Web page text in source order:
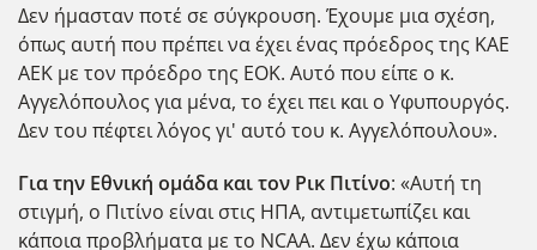
Δεν ήμασταν ποτέ σε σύγκρουση. Έχουμε μια σχέση,
όπως αυτή που πρέπει να έχει ένας πρόεδρος της ΚΑΕ
ΑΕΚ με τον πρόεδρο της ΕΟΚ. Αυτό που είπε ο κ.
Αγγελόπουλος για μένα, το έχει πει και ο Υφυπουργός.
Δεν του πέφτει λόγος γι' αυτό του κ. Αγγελόπουλου».
Για την Εθνική ομάδα και τον Ρικ Πιτίνο: «Αυτή τη
στιγμή, ο Πιτίνο είναι στις ΗΠΑ, αντιμετωπίζει και
κάποια προβλήματα με το NCAA. Δεν έχω κάποια